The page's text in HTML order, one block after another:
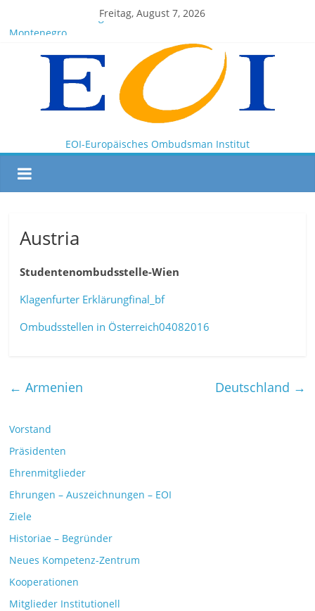
Freitag, August 7, 2026
EOI-BOARD Meeting 04-2025
Montenegro
EOI – General ASSEMBLY 2025 10 28
President Milkov participated in the Doha Conference on
Artificial Intelligence and Human Rights
EOI-Europäisches Ombudsman Institut
Austria
Studentenombudsstelle-Wien
Klagenfurter Erklärungfinal_bf
Ombudsstellen in Österreich04082016
← Armenien Deutschland →
Vorstand
Präsidenten
Ehrenmitglieder
Ehrungen – Auszeichnungen – EOI
Ziele
Historiae – Begründer
Neues Kompetenz-Zentrum
Kooperationen
Mitglieder Institutionell